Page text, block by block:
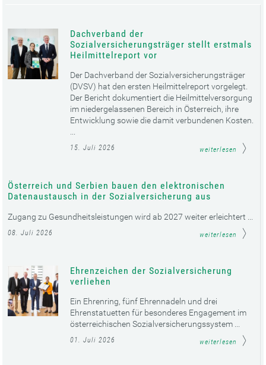
Dachverband der
Sozialversicherungsträger stellt erstmals
Heilmittelreport vor
Der Dachverband der Sozialversicherungsträger
(DVSV) hat den ersten Heilmittelreport vorgelegt.
Der Bericht dokumentiert die Heilmittelversorgung
im niedergelassenen Bereich in Österreich, ihre
Entwicklung sowie die damit verbundenen Kosten.
15. Juli 2026 weiterlesen
Österreich und Serbien bauen den elektronischen
Datenaustausch in der Sozialversicherung aus
Zugang zu Gesundheitsleistungen wird ab 2027 weiter erleichtert ...
08. Juli 2026 weiterlesen
Ehrenzeichen der Sozialversicherung
verliehen
Ein Ehrenring, fünf Ehrennadeln und drei
Ehrenstatuetten für besonderes Engagement im
österreichischen Sozialversicherungssystem ...
01. Juli 2026 weiterlesen